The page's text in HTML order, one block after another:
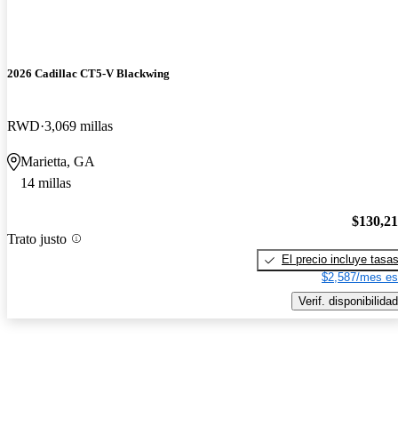
2026 Cadillac CT5-V Blackwing
RWD 3,069 millas
Marietta, GA
14 millas
Trato justo
El precio incluye tasas
$2,587/mes
Verif. disponibilidad